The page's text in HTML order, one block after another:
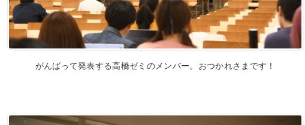
がんばって発表する高橋ゼミのメンバー。おつかれさまです！